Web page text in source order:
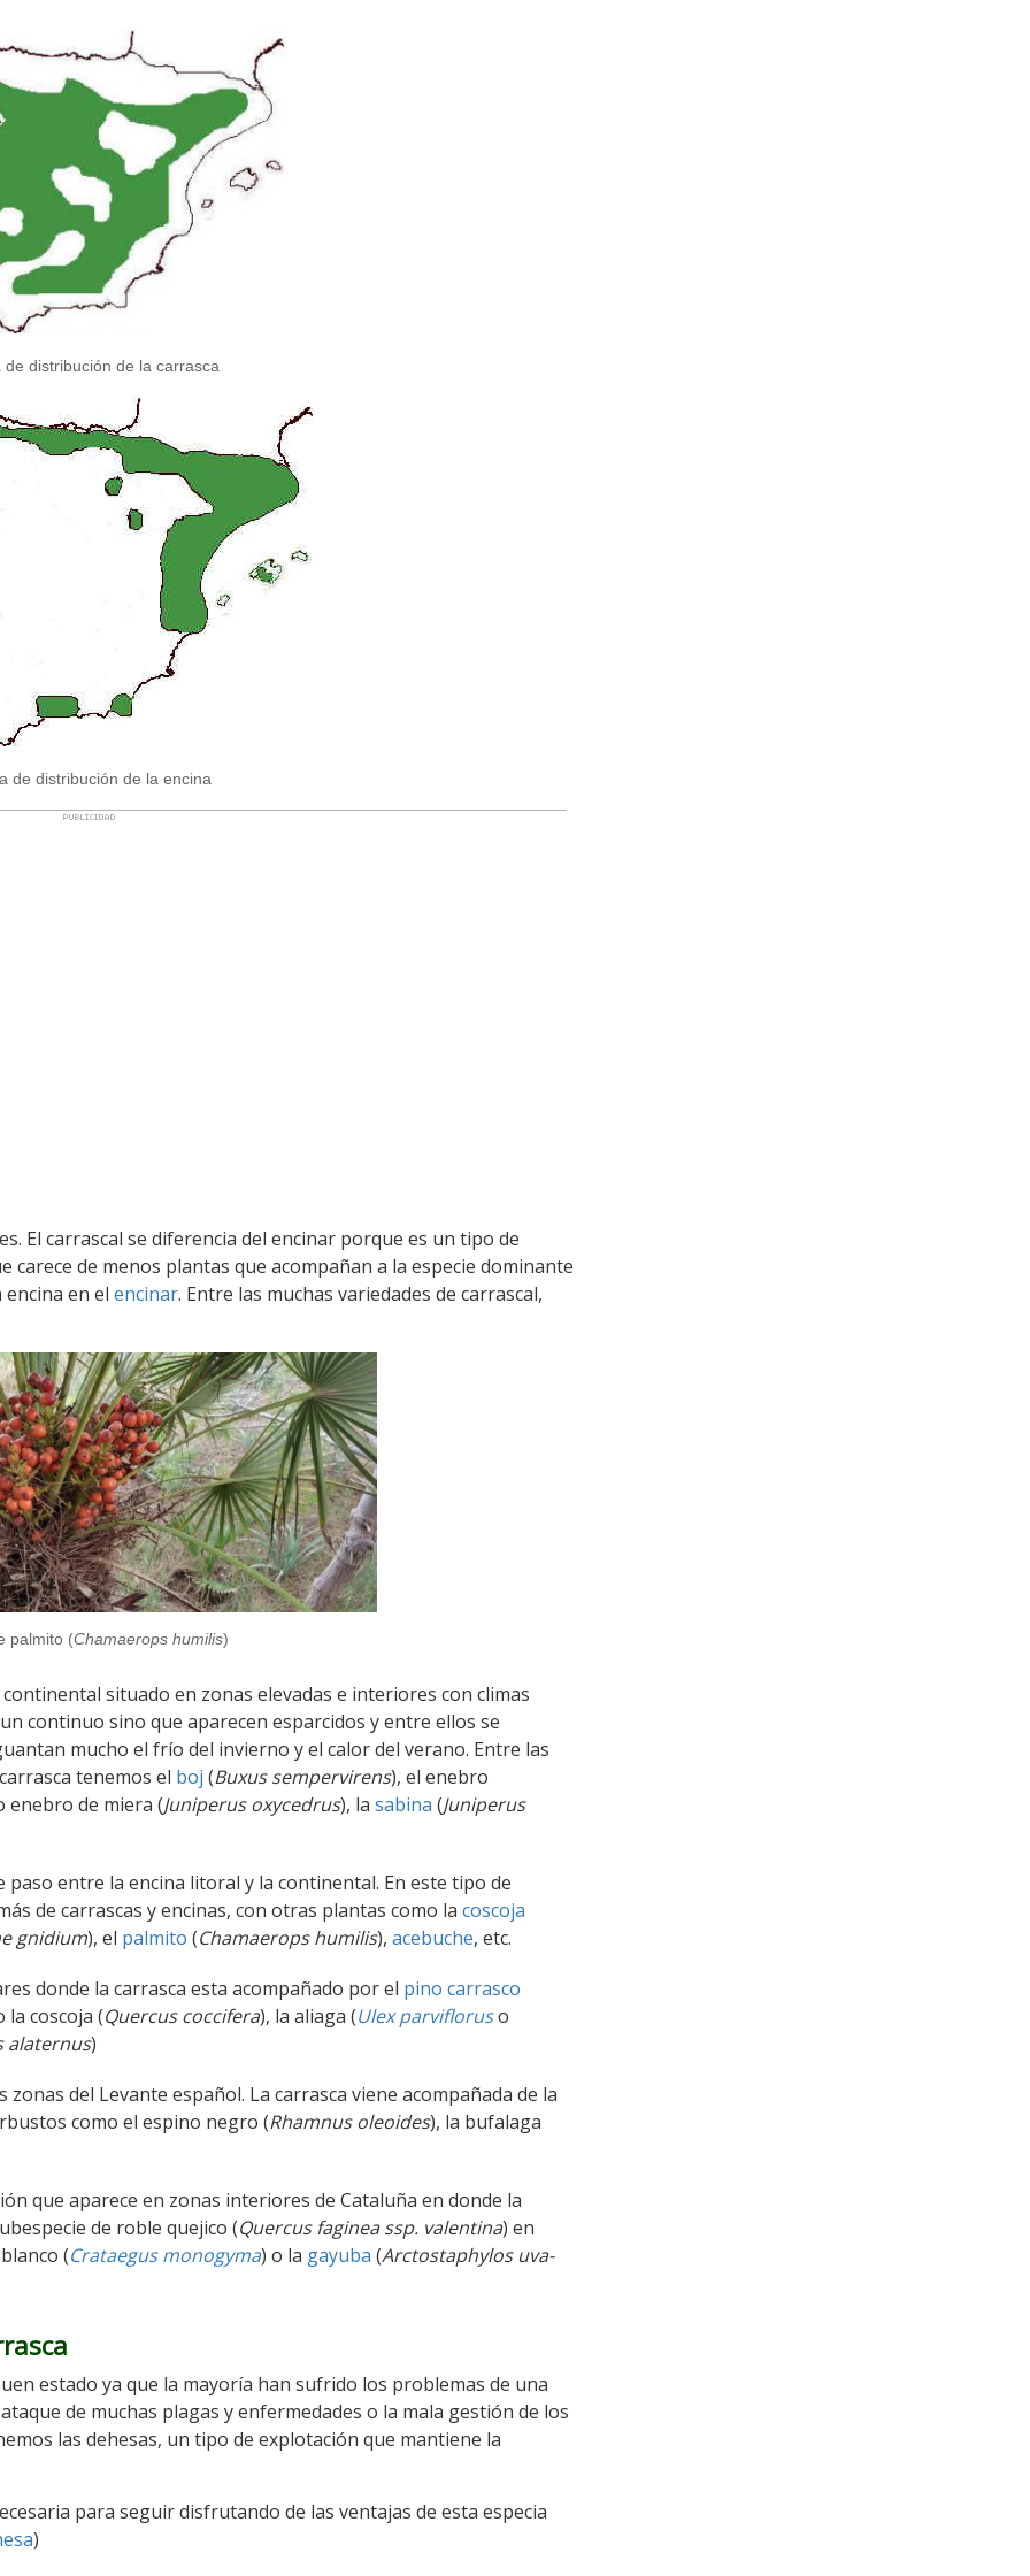
de distribución de la carrasca
de distribución de la encina
El carrascal se diferencia del encinar porque es un tipo de
de menos plantas que acompañan a la especie dominante
en el encinar. Entre las muchas variedades de carrascal,
palmito (Chamaerops humilis)
situado en zonas elevadas e interiores con climas
continuo sino que aparecen esparcidos y entre ellos se
mucho el frío del invierno y el calor del verano. Entre las
tenemos el boj (Buxus sempervirens), el enebro
enebro de miera (Juniperus oxycedrus), la sabina (Juniperus
paso entre la encina litoral y la continental. En este tipo de
de carrascas y encinas, con otras plantas como la coscoja
gnidium), el palmito (Chamaerops humilis), acebuche, etc.
donde la carrasca esta acompañado por el pino carrasco
coscoja (Quercus coccifera), la aliaga (Ulex parvifloruso
alaternus)
zonas del Levante español. La carrasca viene acompañada de la
como el espino negro (Rhamnus oleoides), la bufalaga
que aparece en zonas interiores de Cataluña en donde la
de roble quejico (Quercus faginea ssp. valentina) en
(Crataegus monogyma) o la gayuba (Arctostaphylos uva-
estado ya que la mayoría han sufrido los problemas de una
de muchas plagas y enfermedades o la mala gestión de los
las dehesas, un tipo de explotación que mantiene la
para seguir disfrutando de las ventajas de esta especia
)